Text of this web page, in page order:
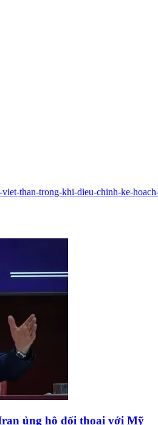
than-trong-khi-dieu-chinh-ke-
ủng hộ đối thoại với Mỹ